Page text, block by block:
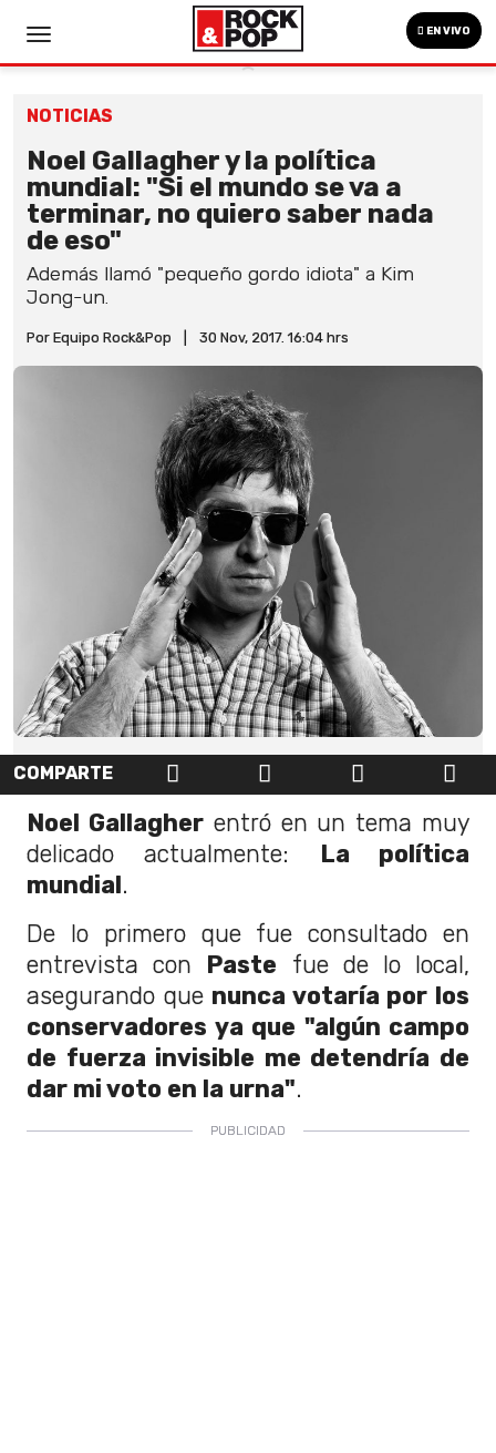
EN VIVO
NOTICIAS
Noel Gallagher y la política
mundial: "Si el mundo se va a
terminar, no quiero saber nada
de eso"
Además llamó "pequeño gordo idiota" a Kim
Jong-un.
Por Equipo Rock&Pop 30 Nov, 2017. 16:04 hrs
COMPARTE
Noel Gallagherentró en un tema muy
delicado actualmente: La política
mundial.
De lo primero que fue consultado en
entrevista con Paste fue de lo local,
asegurando que nunca votaría por los
conservadores ya que "algún campo
de fuerza invisible me detendría de
dar mi voto en la urna".